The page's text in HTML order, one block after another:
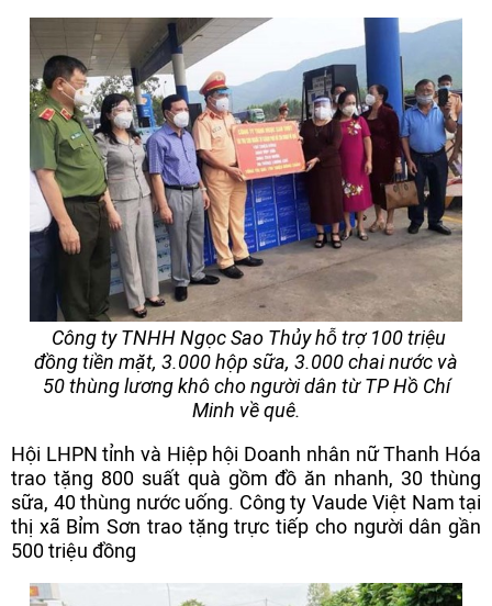
Công ty TNHH Ngọc Sao Thủy hỗ trợ 100 triệu
đồng tiền mặt, 3.000 hộp sữa, 3.000 chai nước và
50 thùng lương khô cho người dân từ TP Hồ Chí
Minh về quê.
Hội LHPN tỉnh và Hiệp hội Doanh nhân nữ Thanh Hóa
trao tặng 800 suất quà gồm đồ ăn nhanh, 30 thùng
sữa, 40 thùng nước uống. Công ty Vaude Việt Nam tại
thị xã Bỉm Sơn trao tặng trực tiếp cho người dân gần
500 triệu đồng